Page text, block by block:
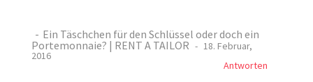
Ein Täschchen für den Schlüssel oder doch ein
Portemonnaie? | RENT A TAILOR
18. Februar,
2016
Antworten